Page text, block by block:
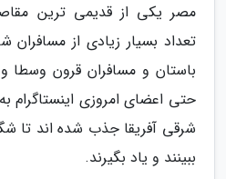
مصر یکی از قدیمی ترین
تعداد بسیار زیادی از مسافران
باستان و مسافران قرون وسطا
حتی اعضای امروزی
شرقی آفریقا جذب شده اند تا
ببینند و یاد بگیرند.